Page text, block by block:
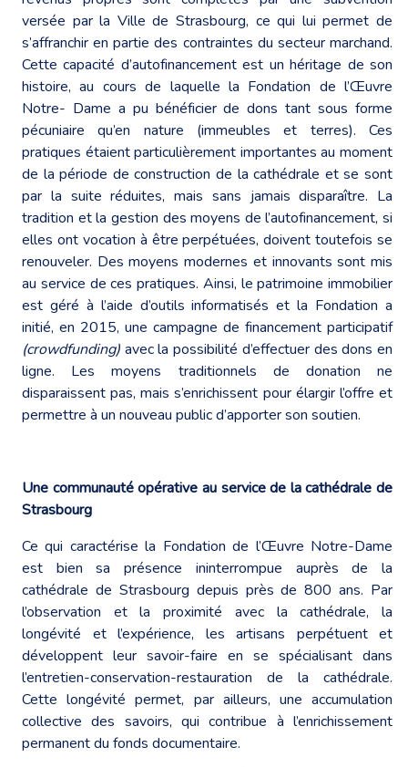
versée par la Ville de Strasbourg, ce qui lui permet de
s’affranchir en partie des contraintes du secteur marchand.
Cette capacité d’autofinancement est un héritage de son
histoire, au cours de laquelle la Fondation de l’Œuvre
Notre- Dame a pu bénéficier de dons tant sous forme
pécuniaire qu’en nature (immeubles et terres). Ces
pratiques étaient particulièrement importantes au moment
de la période de construction de la cathédrale et se sont
par la suite réduites, mais sans jamais disparaître. La
tradition et la gestion des moyens de l’autofinancement, si
elles ont vocation à être perpétuées, doivent toutefois se
renouveler. Des moyens modernes et innovants sont mis
au service de ces pratiques. Ainsi, le patrimoine immobilier
est géré à l’aide d’outils informatisés et la Fondation a
initié, en 2015, une campagne de financement participatif
(crowdfunding) avec la possibilité d’effectuer des dons en
ligne. Les moyens traditionnels de donation ne
disparaissent pas, mais s’enrichissent pour élargir l’offre et
permettre à un nouveau public d’apporter son soutien.
Une communauté opérative au service de la cathédrale de
Strasbourg
Ce qui caractérise la Fondation de l’Œuvre Notre-Dame
est bien sa présence ininterrompue auprès de la
cathédrale de Strasbourg depuis près de 800 ans. Par
l’observation et la proximité avec la cathédrale, la
longévité et l’expérience, les artisans perpétuent et
développent leur savoir-faire en se spécialisant dans
l’entretien-conservation-restauration de la cathédrale.
Cette longévité permet, par ailleurs, une accumulation
collective des savoirs, qui contribue à l’enrichissement
permanent du fonds documentaire.